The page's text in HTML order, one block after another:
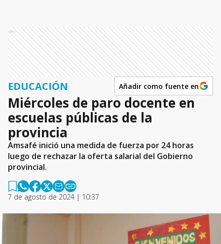
Ads
EDUCACIÓN Añadir como fuente en
Miércoles de paro docente en
escuelas públicas de la
provincia
Amsafé inició una medida de fuerza por 24 horas
luego de rechazar la oferta salarial del Gobierno
provincial.
7 de agosto de 2024 | 10:37